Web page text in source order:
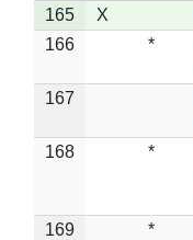
165 X
166
*
167
168 *
169 *